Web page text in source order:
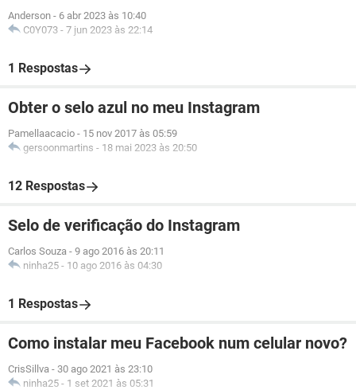
Anderson - 6 abr 2023 às 10:40
C0Y073 - 7 jun 2023 às 22:14
1 Respostas
Obter o selo azul no meu Instagram
Pamellaacacio - 15 nov 2017 às 05:59
gersoonmartins - 18 mai 2023 às 20:50
12 Respostas
Selo de verificação do Instagram
Carlos Souza - 9 ago 2016 às 20:11
ninha25 - 10 ago 2016 às 04:30
1 Respostas
Como instalar meu Facebook num celular novo?
CrisSillva - 30 ago 2021 às 23:10
ninha25 - 1 set 2021 às 05:31